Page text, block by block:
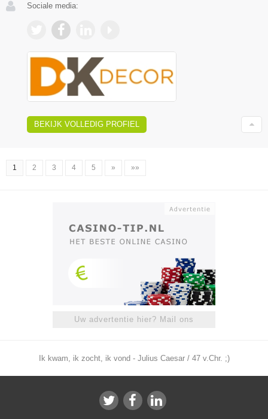
Sociale media:
BEKIJK VOLLEDIG PROFIEL
1 2 3 4 5 » »»
Uw advertentie hier? Mail ons
Ik kwam, ik zocht, ik vond - Julius Caesar / 47 v.Chr. ;)